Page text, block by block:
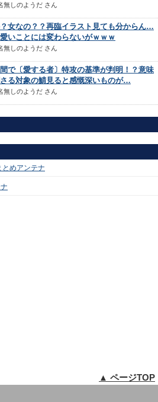
無しのようだ さん
女なの？？再臨イラスト見ても分からん…
いことには変わらないがｗｗｗ
無しのようだ さん
で〔愛する者〕特攻の基準が判明！？意味
る対象の鯖見ると感慨深いものが…
無しのようだ さん
めアンテナ
▲ ページTOP